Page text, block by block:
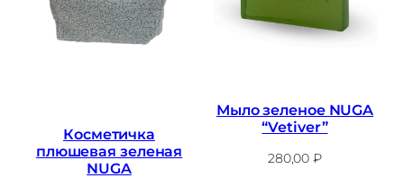
Косметичка
плюшевая зеленая
NUGA
Мыло зеленое NUGA
“Vetiver”
280,00₽